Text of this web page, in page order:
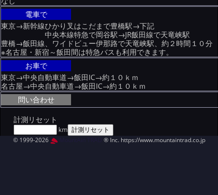
電車で
東京→新幹線ひかり叉はこだまで豊橋駅→下記
中央本線特急で岡谷駅→JR飯田線で天竜峡駅
豊橋→飯田線、ワイドビュー伊那路で天竜峡駅、約２時間１０分
※名古屋・新宿～飯田間は特急バスも利用できます。
お車で
東京→中央自動車道→飯田IC→約１０ｋｍ
名古屋→中央自動車道→飯田IC→約１０ｋｍ
問い合わせ
計測リセット
km
© 1999-2026 MountAin TRAD ® Inc. https://www.mountaintrad.co.jp